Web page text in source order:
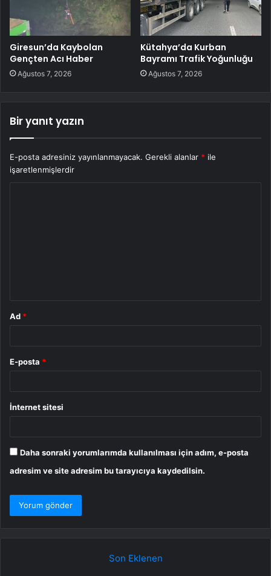
Giresun’da Kaybolan
Gençten Acı Haber
Ağustos 7, 2026
Kütahya’da Kurban
Bayramı Trafik Yoğunluğu
Ağustos 7, 2026
Bir yanıt yazın
E-posta adresiniz yayınlanmayacak. Gerekli alanlar * ile
işaretlenmişlerdir
Ad *
E-posta *
İnternet sitesi
Daha sonraki yorumlarımda kullanılması için adım, e-posta
adresim ve site adresim bu tarayıcıya kaydedilsin.
Son Eklenen